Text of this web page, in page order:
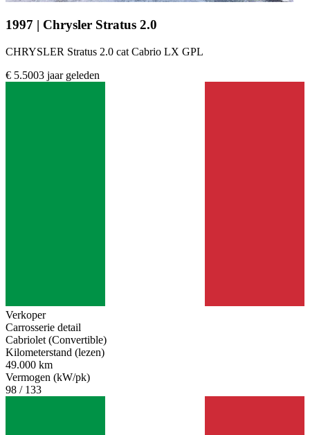
1997 | Chrysler Stratus 2.0
CHRYSLER Stratus 2.0 cat Cabrio LX GPL
€ 5.5003 jaar geleden
Verkoper
Carrosserie detail
Cabriolet (Convertible)
Kilometerstand (lezen)
49.000 km
Vermogen (kW/pk)
98 / 133